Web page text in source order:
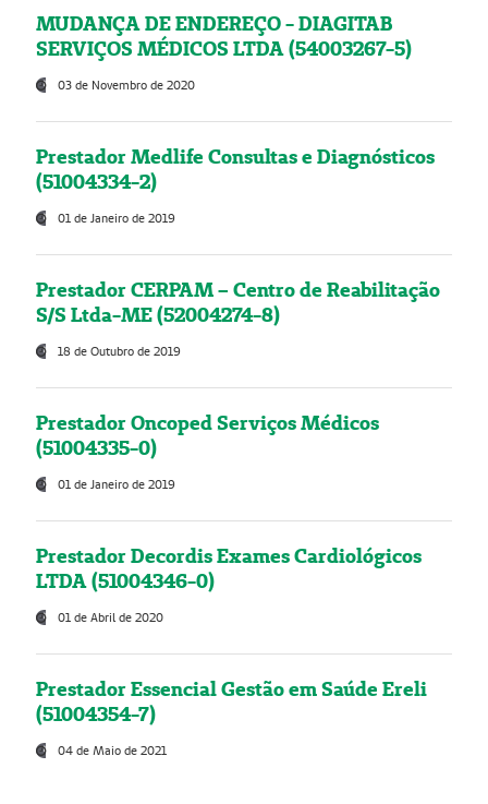
MUDANÇA DE ENDEREÇO - DIAGITAB
SERVIÇOS MÉDICOS LTDA (54003267-5)
03 de Novembro de 2020
Prestador Medlife Consultas e Diagnósticos
(51004334-2)
01 de Janeiro de 2019
Prestador CERPAM – Centro de Reabilitação
S/S Ltda-ME (52004274-8)
18 de Outubro de 2019
Prestador Oncoped Serviços Médicos
(51004335-0)
01 de Janeiro de 2019
Prestador Decordis Exames Cardiológicos
LTDA (51004346-0)
01 de Abril de 2020
Prestador Essencial Gestão em Saúde Ereli
(51004354-7)
04 de Maio de 2021